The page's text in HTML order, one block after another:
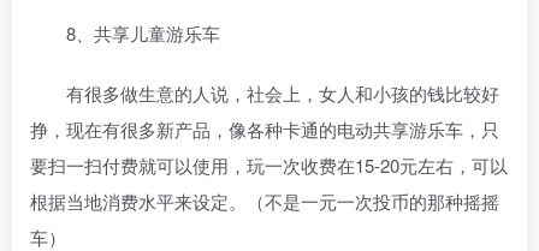
8、共享儿童游乐车
有很多做生意的人说，社会上，女人和小孩的钱比较好
挣，现在有很多新产品，像各种卡通的电动共享游乐车，只
要扫一扫付费就可以使用，玩一次收费在15-20元左右，可以
根据当地消费水平来设定。（不是一元一次投币的那种摇摇
车）